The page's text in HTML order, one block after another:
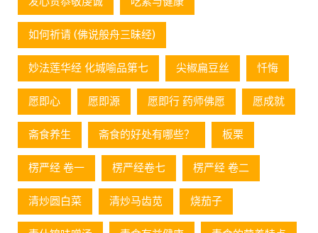
如何祈请 (佛说般舟三昧经)
妙法莲华经 化城喻品第七 尖椒扁豆丝 忏悔
愿即心 愿即源 愿即行 药师佛愿 愿成就
斋食养生 斋食的好处有哪些？ 板栗
楞严经 卷一 楞严经卷七 楞严经 卷二
清炒圆白菜 清炒马齿苋 烧茄子